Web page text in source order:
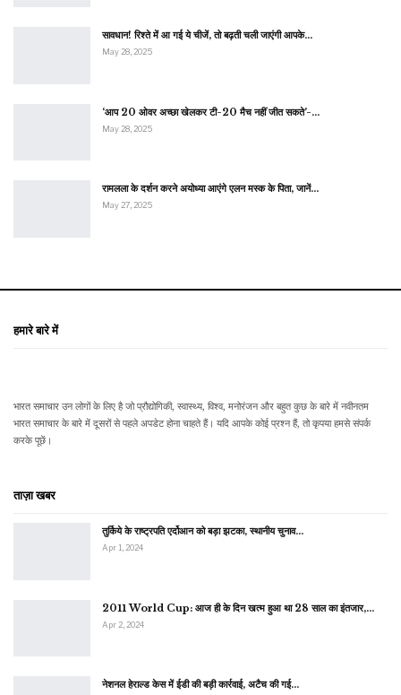
सावधान! रिश्ते में आ गई ये चीजें, तो बढ़ती चली जाएंगी आपके…
May 28, 2025
‘आप 20 ओवर अच्छा खेलकर टी-20 मैच नहीं जीत सकते’-…
May 28, 2025
रामलला के दर्शन करने अयोध्या आएंगे एलन मस्क के पिता, जानें…
May 27, 2025
हमारे बारे में
भारत समाचार उन लोगों के लिए है जो प्रौद्योगिकी, स्वास्थ्य, विश्व, मनोरंजन और बहुत कुछ के बारे में नवीनतम
भारत समाचार के बारे में दूसरों से पहले अपडेट होना चाहते हैं। यदि आपके कोई प्रश्न हैं, तो कृपया हमसे संपर्क
करके पूछें।
ताज़ा खबर
तुर्किये के राष्ट्रपति एर्दोआन को बड़ा झटका, स्थानीय चुनाव…
Apr 1, 2024
2011 World Cup: आज ही के दिन खत्म हुआ था 28 साल का इंतजार,…
Apr 2, 2024
नेशनल हेराल्ड केस में ईडी की बड़ी कार्रवाई, अटैच की गई…